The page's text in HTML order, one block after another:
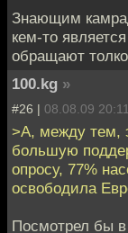
Знающим
кем-то
обращают
100.kg »
#26 | 08.08.09 20:11
>А, между тем,
большую
опросу, 77%
освободила
Посмотрел бы в